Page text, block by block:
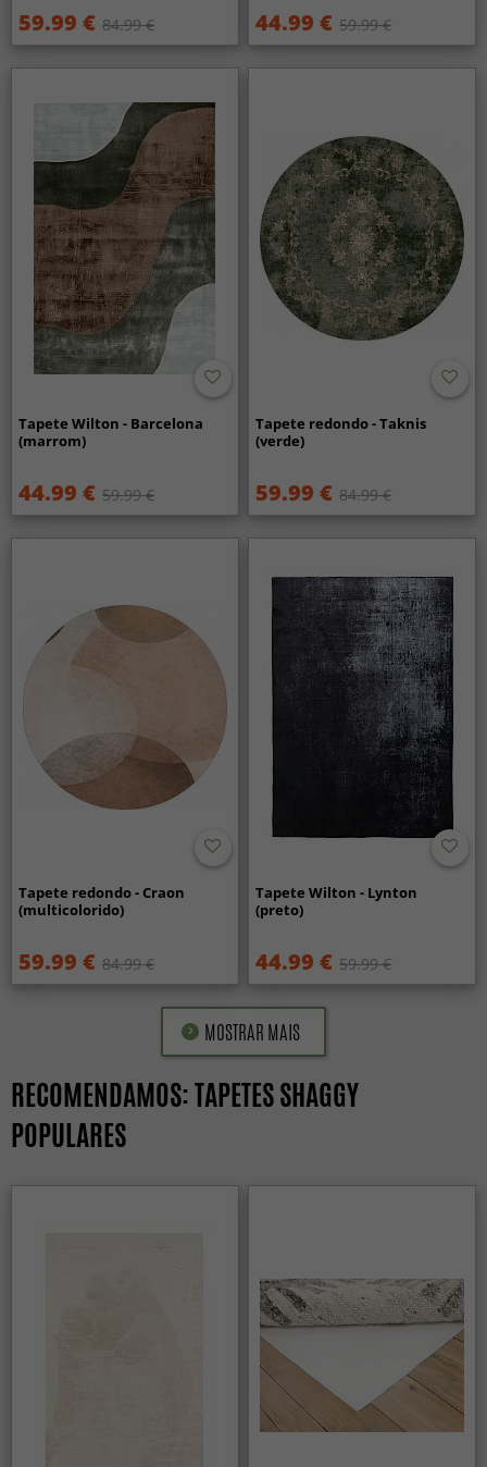
59.99 € 84.99 € 44.99 € 59.99 €
Tapete Wilton - Barcelona
(marrom)
44.99 € 59.99 €
Tapete redondo - Taknis
(verde)
59.99 € 84.99 €
Tapete redondo - Craon
(multicolorido)
59.99 € 84.99 €
Tapete Wilton - Lynton
(preto)
44.99 € 59.99 €
MOSTRAR MAIS
RECOMENDAMOS: TAPETES SHAGGY
POPULARES